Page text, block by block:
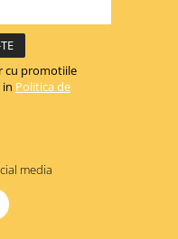
cu promotiile
Politica de
media